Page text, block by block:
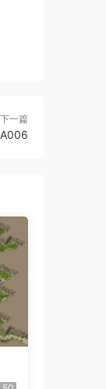
下一篇